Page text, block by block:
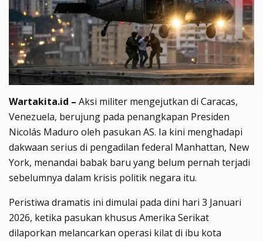
Wartakita.id – Aksi militer mengejutkan di Caracas,
Venezuela, berujung pada penangkapan Presiden
Nicolás Maduro oleh pasukan AS. Ia kini menghadapi
dakwaan serius di pengadilan federal Manhattan, New
York, menandai babak baru yang belum pernah terjadi
sebelumnya dalam krisis politik negara itu.
Peristiwa dramatis ini dimulai pada dini hari 3 Januari
2026, ketika pasukan khusus Amerika Serikat
dilaporkan melancarkan operasi kilat di ibu kota